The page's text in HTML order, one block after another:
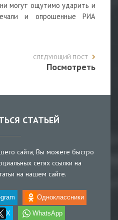
могут ощутимо ударить и
и опрошенные РИА
СЛЕДУЮЩИЙ ПОСТ
Посмотреть
СТАТЬЕЙ
сайта, Вы можете быстро
сетях ссылки на
на нашем сайте.
Одноклассники
X WhatsApp